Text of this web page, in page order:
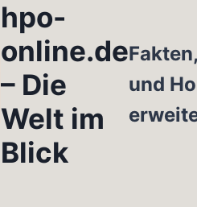
hpo-
online.de
– Die
Welt im
Blick
und